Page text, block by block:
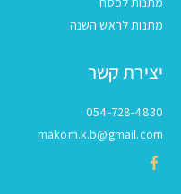
מתנות לראש השנה
יצירת קשר
054-728-4830
makom.k.b@gmail.com